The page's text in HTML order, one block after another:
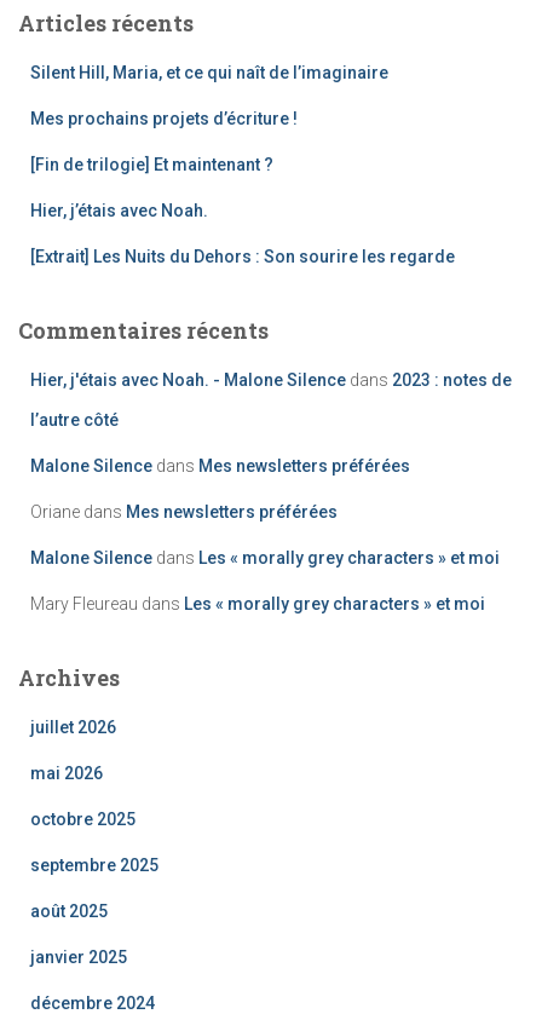
eArticles récents
Silent Hill, Maria, et ce qui naît de l’imaginaire
Mes prochains projets d’écriture !
[Fin de trilogie] Et maintenant ?
Hier, j’étais avec Noah.
[Extrait] Les Nuits du Dehors : Son sourire les regarde
Commentaires récents
Hier, j'étais avec Noah. - Malone Silence dans 2023 : notes de
l’autre côté
Malone Silence dans Mes newsletters préférées
Oriane dans Mes newsletters préférées
Malone Silence dans Les « morally grey characters » et moi
Mary Fleureau dans Les « morally grey characters » et moi
Archives
juillet 2026
mai 2026
octobre 2025
septembre 2025
août 2025
janvier 2025
décembre 2024